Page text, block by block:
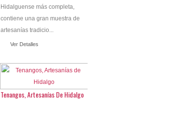
Hidalguense más completa,
contiene una gran muestra de
artesanías tradicio...
Ver Detalles
Tenangos, Artesanías De Hidalgo